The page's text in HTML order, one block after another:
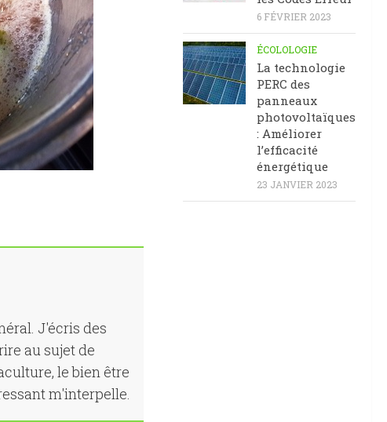
J'écris des
au sujet de
le bien être
m'interpelle.
6 FÉVRIER 2023
ÉCOLOLOGIE
La technologie
PERC des
panneaux
photovoltaïques
: Améliorer
l’efficacité
énergétique
23 JANVIER 2023